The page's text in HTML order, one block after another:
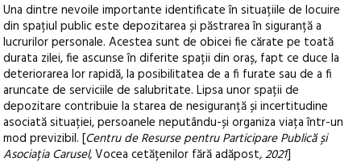
Una dintre nevoile importante identificate în situațiile de locuire
din spațiul public este depozitarea și păstrarea în siguranță a
lucrurilor personale. Acestea sunt de obicei fie cărate pe toată
durata zilei, fie ascunse în diferite spații din oraș, fapt ce duce la
deteriorarea lor rapidă, la posibilitatea de a fi furate sau de a fi
aruncate de serviciile de salubritate. Lipsa unor spații de
depozitare contribuie la starea de nesiguranță și incertitudine
asociată situației, persoanele neputându-și organiza viața într-un
mod previzibil. [Centru de Resurse pentru Participare Publică și
Asociația Carusel,Vocea cetățenilor fără adăpost, 2021]